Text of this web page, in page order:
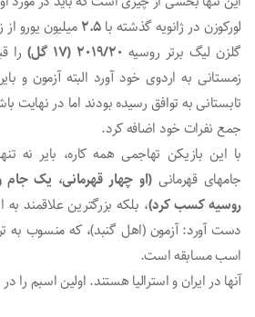
لورکوزن در ژانویه گذشته با2.5میلیون یورو
گلزن لیگ برتر روسیه 2019/20 (17 گل)
را
زمستانی به اردوی خود آورد البته آزمون و
تابستانی به توافق رسیده بودند اما در نهایت
جمع نفرات خود اضافه کرد.
با این بازیکن تهاجمی همه کاره، بایر نه
جامهای قهرمانی (او چهار قهرمانی، یک
روسیه کسب کرد)، بلکه بزرگترین علاقمند
اسب مسابقه است.
آنها در ایران و استرالیا هستند. اولین اسبم را در 17 سالگی خریدم.